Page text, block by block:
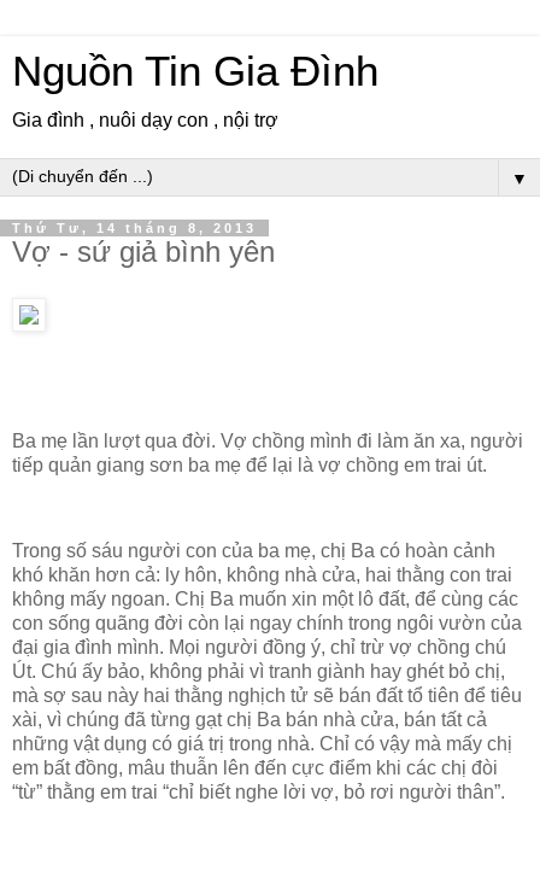
Nguồn Tin Gia Đình
Gia đình , nuôi dạy con , nội trợ
▼
Thứ Tư, 14 tháng 8, 2013
Vợ - sứ giả bình yên
Ba mẹ lần lượt qua đời. Vợ chồng mình đi làm ăn xa, người
tiếp quản giang sơn ba mẹ để lại là vợ chồng em trai út.
Trong số sáu người con của ba mẹ, chị Ba có hoàn cảnh
khó khăn hơn cả: ly hôn, không nhà cửa, hai thằng con trai
không mấy ngoan. Chị Ba muốn xin một lô đất, để cùng các
con sống quãng đời còn lại ngay chính trong ngôi vườn của
đại gia đình mình. Mọi người đồng ý, chỉ trừ vợ chồng chú
Út. Chú ấy bảo, không phải vì tranh giành hay ghét bỏ chị,
mà sợ sau này hai thằng nghịch tử sẽ bán đất tổ tiên để tiêu
xài, vì chúng đã từng gạt chị Ba bán nhà cửa, bán tất cả
những vật dụng có giá trị trong nhà. Chỉ có vậy mà mấy chị
em bất đồng, mâu thuẫn lên đến cực điểm khi các chị đòi
“từ” thằng em trai “chỉ biết nghe lời vợ, bỏ rơi người thân”.